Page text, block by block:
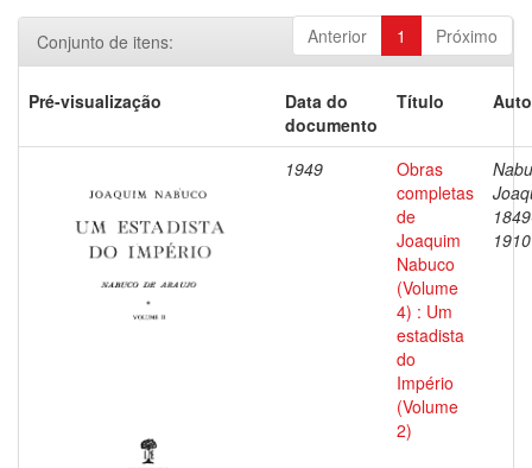
Anterior 1 Próximo
Conjunto de itens:
Pré-visualização
Data do
documento
Título
1949
Obras
completas
de
Joaquim
Nabuco
(Volume
4) : Um
estadista
do
Império
(Volume
2)
1910